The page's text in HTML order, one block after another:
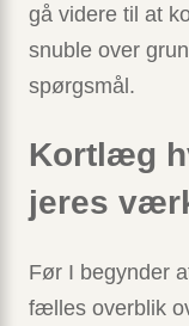
gå videre til at
snuble over
spørgsmål.
Kortlæg
jeres
Før I begynder
fælles overblik